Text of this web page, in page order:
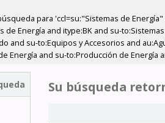
para 'ccl=su:"Sistemas de Energía"
de Energía and itype:BK and su-
and su-to:Equipos y Accesorios and
Energía and su-to:Producción de Energía
Su búsqueda